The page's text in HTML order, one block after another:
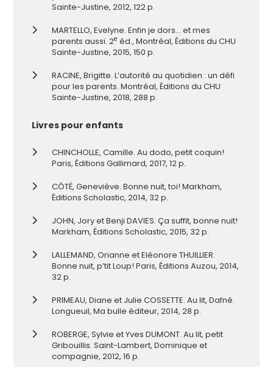
Sainte-Justine, 2012, 122 p.
MARTELLO, Evelyne. Enfin je dors… et mes
parents aussi. 2e éd., Montréal, Éditions du CHU
Sainte-Justine, 2015, 150 p.
RACINE, Brigitte. L’autorité au quotidien : un défi
pour les parents. Montréal, Éditions du CHU
Sainte-Justine, 2018, 288 p.
Livres pour enfants
CHINCHOLLE, Camille. Au dodo, petit coquin!
Paris, Éditions Gallimard, 2017, 12 p.
CÔTÉ, Geneviève. Bonne nuit, toi! Markham,
Éditions Scholastic, 2014, 32 p.
JOHN, Jory et Benji DAVIES. Ça suffit, bonne nuit!
Markham, Éditions Scholastic, 2015, 32 p.
LALLEMAND, Orianne et Eléonore THUILLIER.
Bonne nuit, p’tit Loup! Paris, Éditions Auzou, 2014,
32 p.
PRIMEAU, Diane et Julie COSSETTE. Au lit, Dafné.
Longueuil, Ma bulle éditeur, 2014, 28 p.
ROBERGE, Sylvie et Yves DUMONT. Au lit, petit
Gribouillis. Saint-Lambert, Dominique et
compagnie, 2012, 16 p.